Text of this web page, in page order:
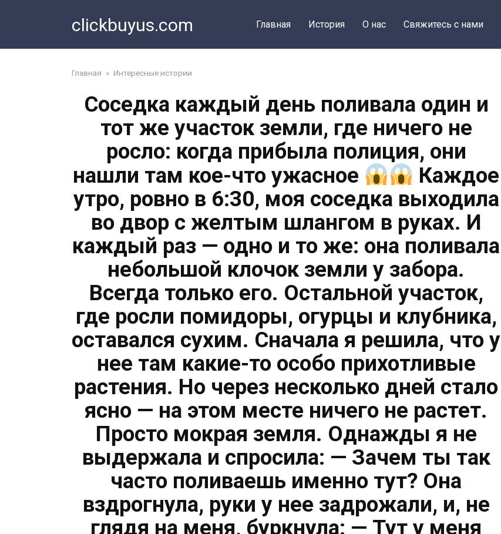
clickbuyus.com Главная История О нас Свяжитесь с нами
Главная » Интересные истории
Соседка каждый день поливала один и
тот же участок земли, где ничего не
росло: когда прибыла полиция, они
нашли там кое-что ужасное
Каждое
утро, ровно в 6:30, моя соседка выходила
во двор с желтым шлангом в руках. И
каждый раз — одно и то же: она поливала
небольшой клочок земли у забора.
Всегда только его. Остальной участок,
где росли помидоры, огурцы и клубника,
оставался сухим. Сначала я решила, что у
нее там какие-то особо прихотливые
растения. Но через несколько дней стало
ясно — на этом месте ничего не растет.
Просто мокрая земля. Однажды я не
выдержала и спросила: — Зачем ты так
часто поливаешь именно тут? Она
вздрогнула, руки у нее задрожали, и, не
глядя на меня, буркнула: — Тут у меня